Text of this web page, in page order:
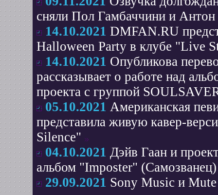
сняли Пол Гамбаччини и
14.10.2021 DMFAN.RU
Halloween Party в клубе "Live
14.10.2021 Опубликова
рассказывает о работе над
проекта с группой
05.10.2021 Американская
представила живую кавер-
Silence"
04.10.2021 Дэйв Гаан и
альбом "Imposter" (Самозванец)
29.09.2021 Sony Music и Mute